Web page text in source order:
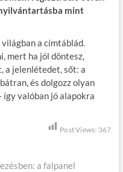
mint
a címtáblád.
mert ha jól döntesz,
a jelenlétedet, sőt: a
és dolgozz olyan
valóban jó alapokra
Post Views: 367
a falpanel